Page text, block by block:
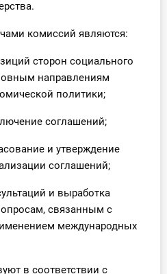
комиссий являются:
сторон социального
направлениям
политики;
соглашений;
и утверждение
соглашений;
и выработка
связанным с
международных
в соответствии с